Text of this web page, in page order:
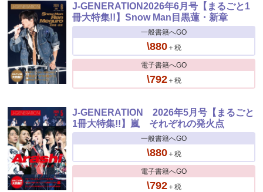
J-GENERATION2026年6月号【まるごと1
冊大特集!!】Snow Man目黒蓮・新章
一般書籍へGO
\880＋税
電子書籍へGO
\792＋税
J-GENERATION 2026年5月号【まるごと
1冊大特集!!】嵐 それぞれの発火点
一般書籍へGO
\880＋税
電子書籍へGO
\792＋税